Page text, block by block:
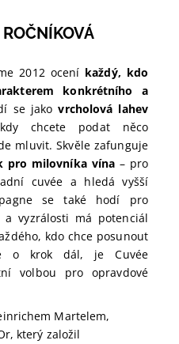
2012 ocení každý, kdo
konkrétního a
se jakovrcholová lahev
chcete podat něco
mluvit. Skvěle zafunguje
pro milovníka vína – pro
cuvée a hledá vyšší
se také hodí pro
vyzrálosti má potenciál
kdo chce posunout
o krok dál, je Cuvée
volbou pro opravdové
Martelem,
který založil